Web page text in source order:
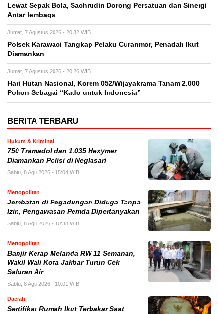
Lewat Sepak Bola, Sachrudin Dorong Persatuan dan Sinergi
Antar lembaga
Jumat, 7 Agustus 2026 - 20:32 WIB
Polsek Karawaci Tangkap Pelaku Curanmor, Penadah Ikut
Diamankan
Jumat, 7 Agustus 2026 - 20:26 WIB
Hari Hutan Nasional, Korem 052/Wijayakrama Tanam 2.000
Pohon Sebagai “Kado untuk Indonesia”
BERITA TERBARU
Hukum & Kriminal
750 Tramadol dan 1.035 Hexymer
Diamankan Polisi di Neglasari
Sabtu, 8 Agu 2026 - 15:04 WIB
Mertopolitan
Jembatan di Pegadungan Diduga Tanpa
Izin, Pengawasan Pemda Dipertanyakan
Sabtu, 8 Agu 2026 - 10:38 WIB
Mertopolitan
Banjir Kerap Melanda RW 11 Semanan,
Wakil Wali Kota Jakbar Turun Cek
Saluran Air
Sabtu, 8 Agu 2026 - 10:01 WIB
Daerah
Sertifikat Rumah Ikut Terbakar Saat